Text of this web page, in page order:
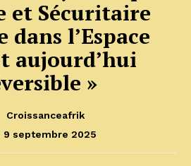
Sécuritaire
dans l’Espace
aujourd’hui
»
Croissanceafrik
9 septembre 2025